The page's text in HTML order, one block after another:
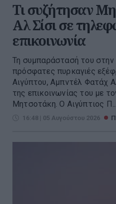
Τι συζήτησαν
Αλ Σίσι σε
επικοινωνία
Τη συμπαράστασή του στην
πρόσφατες πυρκαγιές
Αιγύπτου, Αμπντέλ Φατάχ
της επικοινωνίας του με
Μητσοτάκη. Ο Αιγύπτιος Π...
16:48 | 05 Αυγούστου 2026